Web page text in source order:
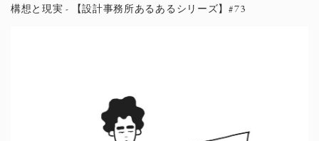
構想と現実 - 【設計事務所あるあるシリーズ】#73